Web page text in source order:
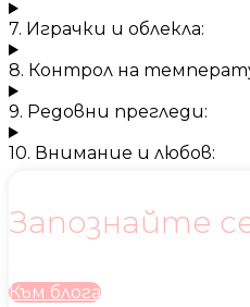
7. Играчки и облекла:
8. Контрол на
9. Редовни прегледи:
10. Внимание и любов:
Запознайте
Към блога